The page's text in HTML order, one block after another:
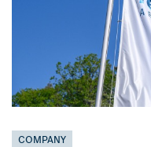
COMPANY